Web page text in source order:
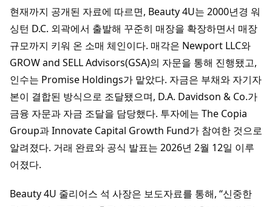
현재까지 공개된 자료에 따르면, Beauty 4U는 2000년경 워
싱턴 D.C. 외곽에서 출발해 꾸준히 매장을 확장하면서 매장
규모까지 키워 온 소매 체인이다. 매각은 Newport LLC와
GROW and SELL Advisors(GSA)의 자문을 통해 진행됐고,
인수는 Promise Holdings가 맡았다. 자금은 부채와 자기자
본이 결합된 방식으로 조달됐으며, D.A. Davidson & Co.가
금융 자문과 자금 조달을 담당했다. 투자에는 The Copia
Group과 Innovate Capital Growth Fund가 참여한 것으로
알려졌다. 거래 완료와 공식 발표는 2026년 2월 12일 이루
어졌다.
Beauty 4U 줄리어스 석 사장은 보도자료를 통해, “신중한